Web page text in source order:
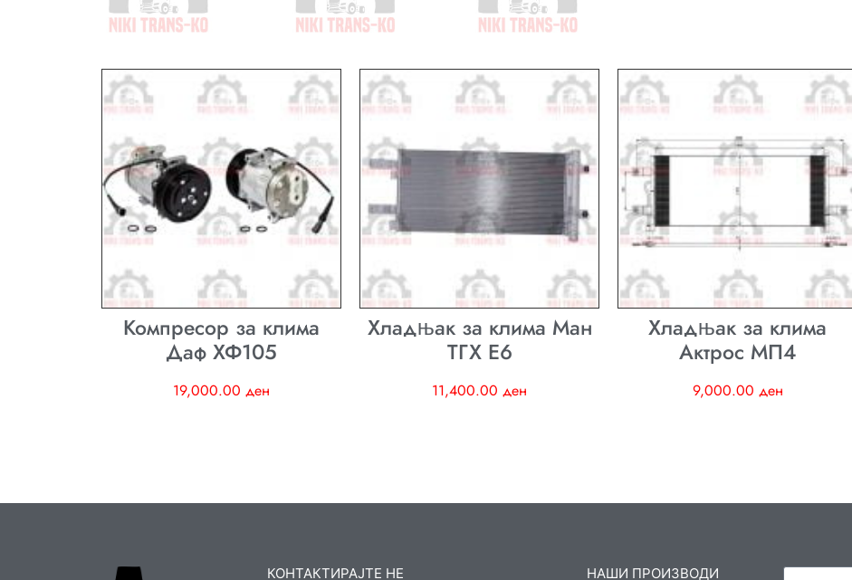
Компресор за клима
Даф ХФ105
19,000.00 ден
Хладњак за клима Ман
ТГХ E6
11,400.00 ден
Хладњак за клима
Актрос МП4
9,000.00 ден
КОНТАКТИРАЈТЕ НЕ НАШИ ПРОИЗВОДИ